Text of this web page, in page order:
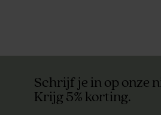
Schrijf je in op onze
Krijg 5% korting.